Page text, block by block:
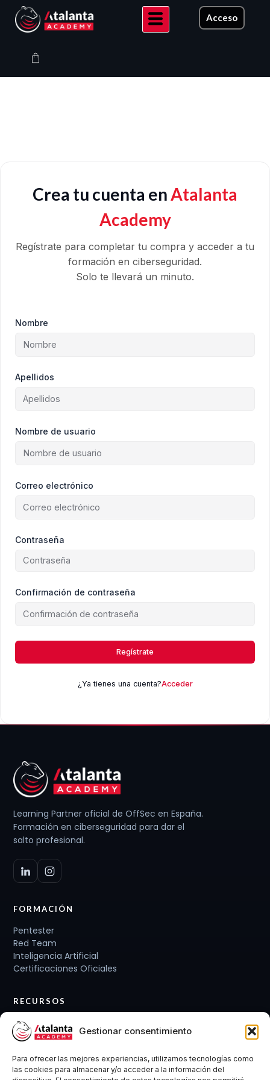
Gestionar consentimiento
Para ofrecer las mejores experiencias, utilizamos tecnologías como
las cookies para almacenar y/o acceder a la información del
contenido
Acceso
Carrito
Crea tu cuenta enAtalanta
Academy
Regístrate para completar tu compra y acceder a tu
formación en ciberseguridad.
Solo te llevará un minuto.
Nombre
Apellidos
Nombre de usuario
Correo electrónico
Contraseña
Confirmación de contraseña
Regístrate
¿Ya tienes una cuenta?Acceder
Learning Partner oficial de OffSec en España.
Formación en ciberseguridad para dar el
salto profesional.
FORMACIÓN
Pentester
Red Team
Inteligencia Artificial
Certificaciones Oficiales
RECURSOS
Planes de carrera
Cursos y Packs
Conócenos